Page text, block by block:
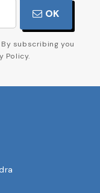
OK
subscribing you
Policy.